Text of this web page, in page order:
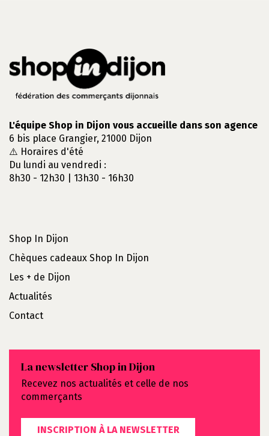
L'équipe Shop in Dijon vous accueille dans son agence
6 bis place Grangier, 21000 Dijon
⚠️ Horaires d'été
Du lundi au vendredi :
8h30 - 12h30 | 13h30 - 16h30
Shop In Dijon
Chèques cadeaux Shop In Dijon
Les + de Dijon
Actualités
Contact
La newsletter Shop in Dijon
Recevez nos actualités et celle de nos
commerçants
INSCRIPTION À LA NEWSLETTER